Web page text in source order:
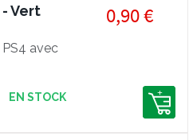
Vert
avec
0,90 €
EN STOCK